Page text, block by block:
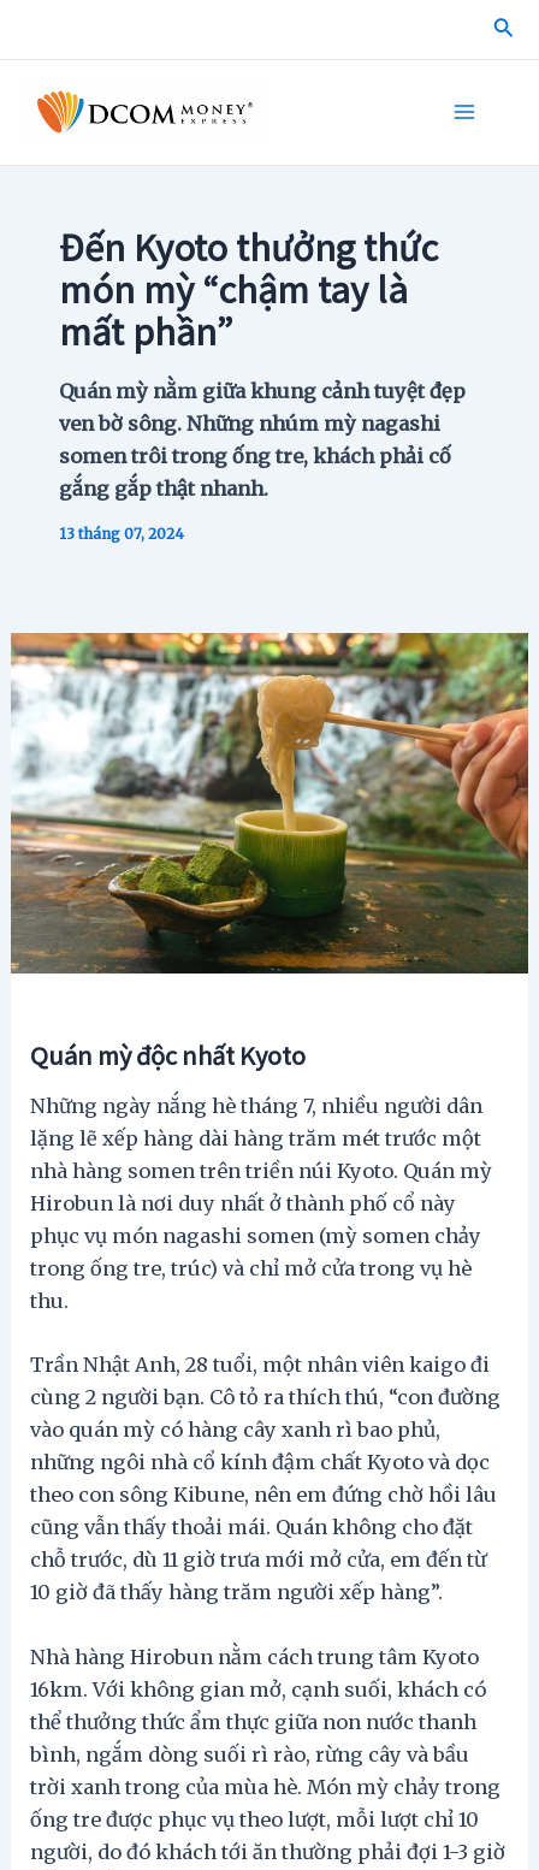
Đến Kyoto thưởng thức
món mỳ “chậm tay là
mất phần”
Quán mỳ nằm giữa khung cảnh tuyệt đẹp
ven bờ sông. Những nhúm mỳ nagashi
somen trôi trong ống tre, khách phải cố
gắng gắp thật nhanh.
13 tháng 07, 2024
Quán mỳ độc nhất Kyoto
Những ngày nắng hè tháng 7, nhiều người dân
lặng lẽ xếp hàng dài hàng trăm mét trước một
nhà hàng somen trên triền núi Kyoto. Quán mỳ
Hirobun là nơi duy nhất ở thành phố cổ này
phục vụ món nagashi somen (mỳ somen chảy
trong ống tre, trúc) và chỉ mở cửa trong vụ hè
thu.
Trần Nhật Anh, 28 tuổi, một nhân viên kaigo đi
cùng 2 người bạn. Cô tỏ ra thích thú, “con đường
vào quán mỳ có hàng cây xanh rì bao phủ,
những ngôi nhà cổ kính đậm chất Kyoto và dọc
theo con sông Kibune, nên em đứng chờ hồi lâu
cũng vẫn thấy thoải mái. Quán không cho đặt
chỗ trước, dù 11 giờ trưa mới mở cửa, em đến từ
10 giờ đã thấy hàng trăm người xếp hàng”.
Nhà hàng Hirobun nằm cách trung tâm Kyoto
16km. Với không gian mở, cạnh suối, khách có
thể thưởng thức ẩm thực giữa non nước thanh
bình, ngắm dòng suối rì rào, rừng cây và bầu
trời xanh trong của mùa hè. Món mỳ chảy trong
ống tre được phục vụ theo lượt, mỗi lượt chỉ 10
người, do đó khách tới ăn thường phải đợi 1-3 giờ